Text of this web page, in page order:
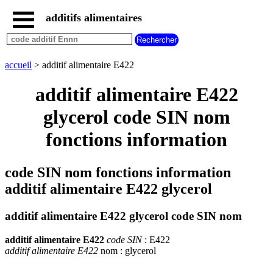
accueil
tous
additifs
additifs alimentaires
accueil > additif alimentaire E422
additif alimentaire E422
glycerol code SIN nom
fonctions information
code SIN nom fonctions information
additif alimentaire E422 glycerol
additif alimentaire E422 glycerol code SIN nom
additif alimentaire E422 code SIN: E422
additif alimentaire E422 nom : glycerol